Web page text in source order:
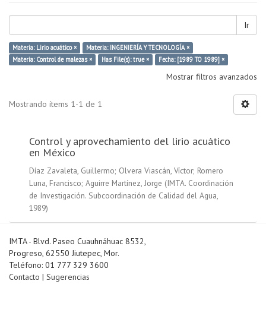
Ir
Materia: Lirio acuático ×
Materia: INGENIERÍA Y TECNOLOGÍA ×
Materia: Control de malezas ×
Has File(s): true × Fecha: [1989 TO 1989] ×
Mostrar filtros avanzados
Mostrando ítems 1-1 de 1
Control y aprovechamiento del lirio acuático
en México
Díaz Zavaleta, Guillermo; Olvera Viascán, Víctor; Romero
Luna, Francisco; Aguirre Martínez, Jorge (IMTA. Coordinación
de Investigación. Subcoordinación de Calidad del Agua,
1989)
IMTA - Blvd. Paseo Cuauhnáhuac 8532,
Progreso, 62550 Jiutepec, Mor.
Teléfono: 01 777 329 3600
Contacto | Sugerencias